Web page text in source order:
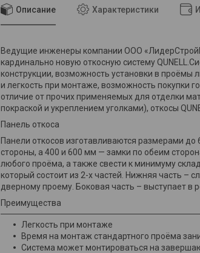
Описание Характеристики
Ведущие инженеры компании ООО
кардинально новую откосную системуQUNELL
конструкции, возможность установки в проёмы
и легкость при монтаже, возможность покупки
отличие от прочих применяемых для отделки
покраской и укреплением уголками), откосы
Панель откоса
Панели откосов изготавливаются размерами
стороны, а 400 и 600 мм — замки по обеим
любого проёма, а также свести к минимуму
который состоит из 2-х частей. Нижняя часть –
дверному проему. Боковая часть – выступает в
Преимущества
Легкость при монтаже
Время на монтаж стандартного проёма
Система может монтироваться на